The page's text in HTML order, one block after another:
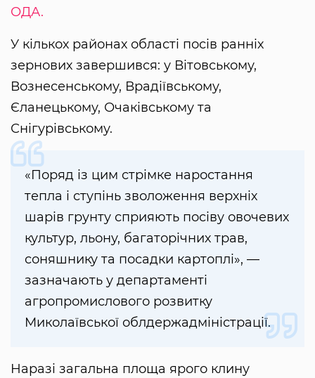
ОДА.
У кількох районах області посів ранніх
зернових завершився: у Вітовському,
Вознесенському, Врадіївському,
Єланецькому, Очаківському та
Снігурівському.
«Поряд із цим стрімке наростання
тепла і ступінь зволоження верхніх
шарів грунту сприяють посіву овочевих
культур, льону, багаторічних трав,
соняшнику та посадки картоплі», —
зазначають у департаменті
агропромислового розвитку
Миколаївської облдержадміністрації.
Наразі загальна площа ярого клину